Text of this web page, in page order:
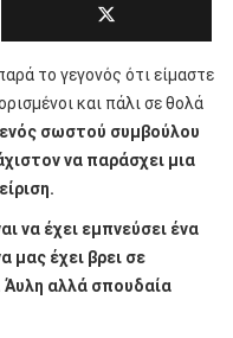
το γεγονός ότι είμαστε
και πάλι σε θολά
σωστού συμβούλου
να παράσχει μια
να έχει εμπνεύσει ένα
μας έχει βρει σε
αλλά σπουδαία